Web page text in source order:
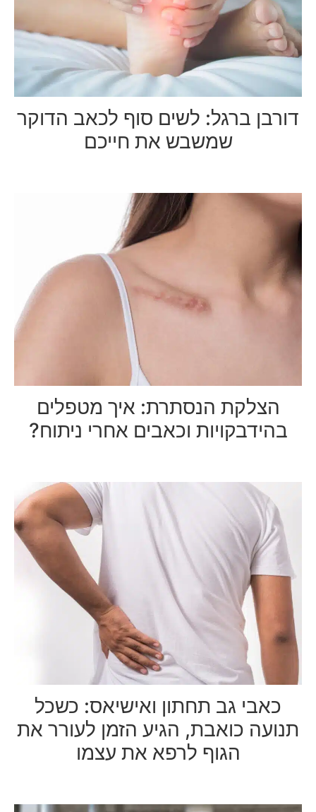
דורבן ברגל: לשים סוף לכאב הדוקר
שמשבש את חייכם
הצלקת הנסתרת: איך מטפלים
בהידבקויות וכאבים אחרי ניתוח?
כאבי גב תחתון ואישיאס: כשכל
תנועה כואבת, הגיע הזמן לעורר את
הגוף לרפא את עצמו